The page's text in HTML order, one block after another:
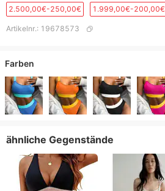
2.500,00€-250,00€ 1.999,00€-200,00€
Artikelnr.: 19678573
Farben
ähnliche Gegenstände